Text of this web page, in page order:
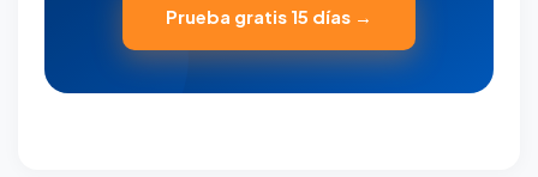
Prueba gratis 15 días →